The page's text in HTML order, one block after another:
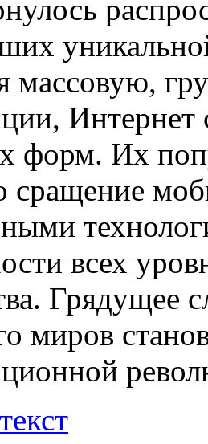
массовую,
Интернет
форм. Их
сращение
всех
Грядущее
миров